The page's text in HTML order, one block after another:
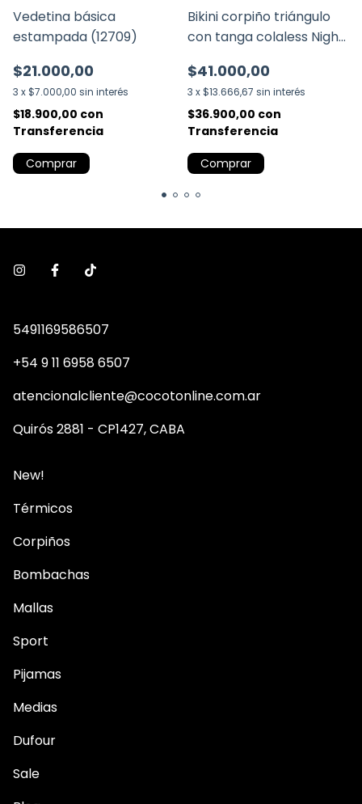
Vedetina básica
estampada (12709)
$21.000,00
3 x $7.000,00 sin interés
$18.900,00 con
Transferencia
Comprar
Bikini corpiño triángulo
con tanga colaless Night
$41.000,00
3 x $13.666,67 sin interés
$36.900,00 con
Transferencia
Comprar
5491169586507
+54 9 11 6958 6507
atencionalcliente@cocotonline.com.ar
Quirós 2881 - CP1427, CABA
New!
Térmicos
Corpiños
Bombachas
Mallas
Sport
Pijamas
Medias
Dufour
Sale